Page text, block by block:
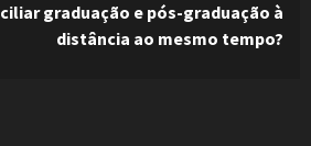
graduação e pós-graduação à
distância ao mesmo tempo?